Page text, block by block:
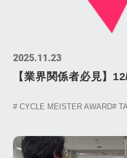
2025.11.23
【業界関係者必見】
# CYCLE MEISTER AWARD#